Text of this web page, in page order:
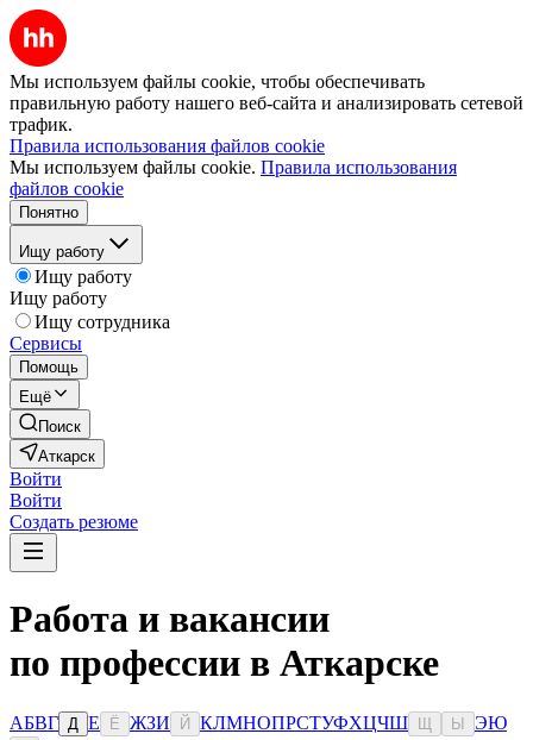
Мы используем файлы cookie, чтобы обеспечивать
правильную работу нашего веб-сайта и анализировать сетевой
трафик.
Правила использования файлов cookie
Мы используем файлы cookie. Правила использования
файлов cookie
Понятно
Ищу работу
Ищу работу
Ищу работу
Ищу сотрудника
Сервисы
Помощь
Ещё
Поиск
Аткарск
Войти
Войти
Создать резюме
Работа и вакансии
по профессии в Аткарске
АБВГ Д Е Ё ЖЗИ Й КЛМНОПРСТУФХЦЧШ Ы ЭЮ